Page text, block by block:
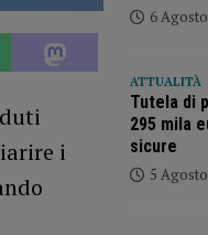
i
6
ATTUALITÀ
Tutela di
295 mila
sicure
5